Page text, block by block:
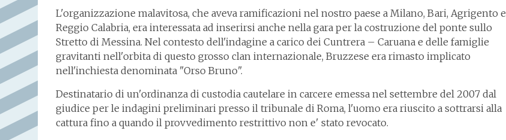
L'organizzazione malavitosa, che aveva ramificazioni nel nostro paese a Milano, Bari, Agrigento e
Reggio Calabria, era interessata ad inserirsi anche nella gara per la costruzione del ponte sullo
Stretto di Messina. Nel contesto dell'indagine a carico dei Cuntrera – Caruana e delle famiglie
gravitanti nell'orbita di questo grosso clan internazionale, Bruzzese era rimasto implicato
nell'inchiesta denominata "Orso Bruno".
Destinatario di un'ordinanza di custodia cautelare in carcere emessa nel settembre del 2007 dal
giudice per le indagini preliminari presso il tribunale di Roma, l'uomo era riuscito a sottrarsi alla
cattura fino a quando il provvedimento restrittivo non e' stato revocato.